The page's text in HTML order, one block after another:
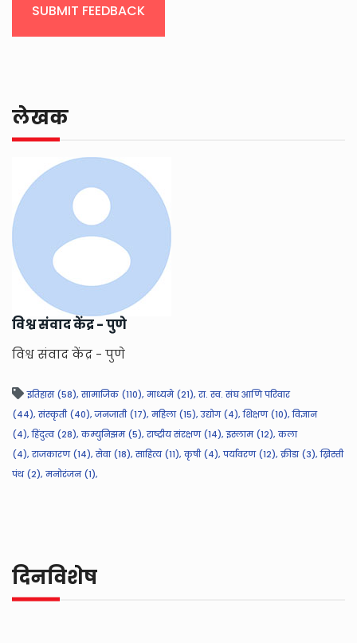
SUBMIT FEEDBACK
लेखक
विश्व संवाद केंद्र - पुणे
विश्व संवाद केंद्र - पुणे
इतिहास (58), सामाजिक (110), माध्यमे (21), रा. स्व. संघ आणि परिवार
(44), संस्कृती (40), जनजाती (17), महिला (15), उद्योग (4), शिक्षण (10), विज्ञान
(4), हिंदुत्व (28), कम्युनिझम (5), राष्ट्रीय संरक्षण (14), इस्लाम (12), कला
(4), राजकारण (14), सेवा (18), साहित्य (11), कृषी (4), पर्यावरण (12), क्रीडा (3), ख्रिस्ती
पंथ (2), मनोरंजन (1),
दिनविशेष